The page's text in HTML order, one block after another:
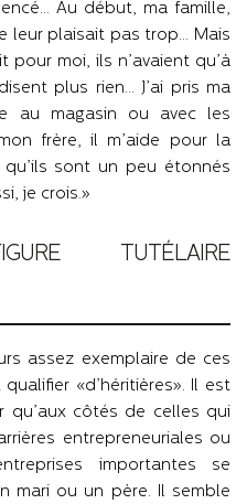
Au début, ma famille,
leur plaisait pas trop… Mais
pour moi, ils n’avaient qu’à
plus rien… J’ai pris ma
au magasin ou avec les
frère, il m’aide pour la
qu’ils sont un peu étonnés
je crois.»
TUTÉLAIRE
assez exemplaire de ces
«d’héritières». Il est
qu’aux côtés de celles qui
entrepreneuriales ou
importantes se
mari ou un père. Il semble